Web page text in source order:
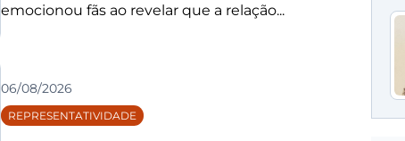
emocionou fãs ao revelar que a relação...
06/08/2026
REPRESENTATIVIDADE